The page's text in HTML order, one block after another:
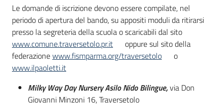
Le domande di iscrizione devono essere compilate, nel
periodo di apertura del bando, su appositi moduli da ritirarsi
presso la segreteria della scuola o scaricabili dal sito
www.comune.traversetolo.pr.it
oppure sul sito della
federazionewww.fismparma.org/traversetolo
o
www.ilpaoletti.it
Milky Way Day Nursery Asilo Nido Bilingue,via Don
Giovanni Minzoni 16, Traversetolo